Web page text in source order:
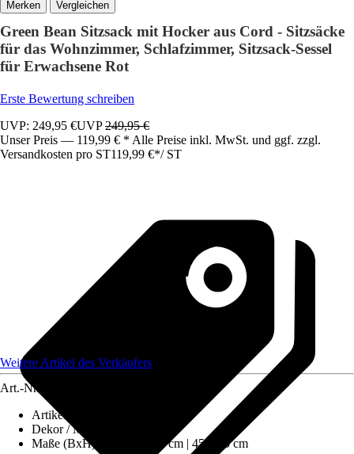
Vergleichen
Green Bean Sitzsack mit Hocker aus Cord - Sitzsäcke
für das Wohnzimmer, Schlafzimmer, Sitzsack-Sessel
für Erwachsene Rot
Erste Bewertung schreiben
UVP: 249,95 €UVP249,95 €
Unser Preis — 119,99 € * Alle Preise inkl. MwSt. und ggf. zzgl.
Versandkosten pro ST119,99 €*/ ST
Weitere Artikel des Verkäufers
Art.-Nr.
Artikeltyp
Dekor / Muster
Maße (BxH)
80 x 80 x 90 cm | 45 x 25 cm